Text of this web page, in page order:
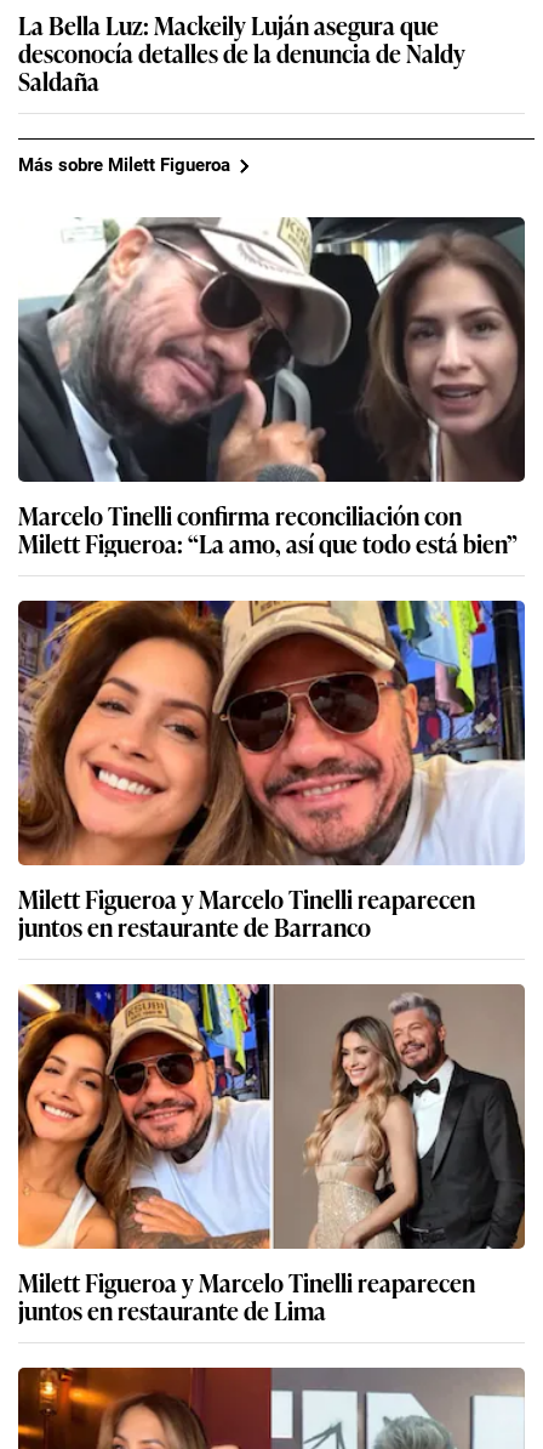
La Bella Luz: Mackeily Luján asegura que
desconocía detalles de la denuncia de Naldy
Saldaña
Más sobre Milett Figueroa
Marcelo Tinelli confirma reconciliación con
Milett Figueroa: “La amo, así que todo está bien”
Milett Figueroa y Marcelo Tinelli reaparecen
juntos en restaurante de Barranco
Milett Figueroa y Marcelo Tinelli reaparecen
juntos en restaurante de Lima